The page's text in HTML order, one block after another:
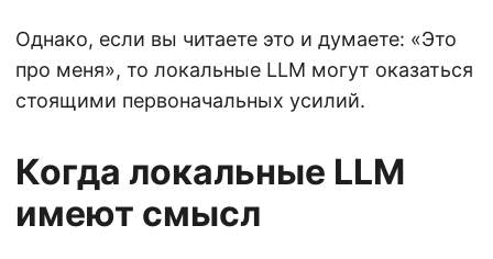
Однако, если вы читаете это и думаете: «Это
про меня», то локальные LLM могут оказаться
стоящими первоначальных усилий.
Когда локальные LLM
имеют смысл